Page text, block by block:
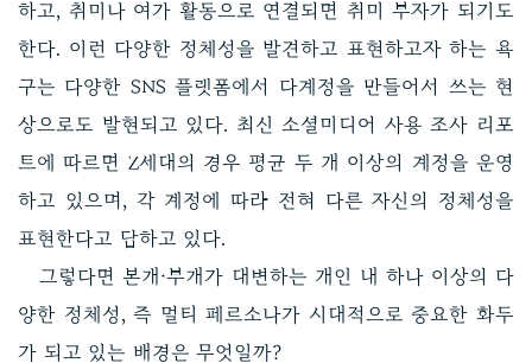
하고, 취미나 여가 활동으로 연결되면 취미 부자가 되기도
한다. 이런 다양한 정체성을 발견하고 표현하고자 하는 욕
구는 다양한 SNS 플랫폼에서 다계정을 만들어서 쓰는 현
상으로도 발현되고 있다. 최신 소셜미디어 사용 조사 리포
트에 따르면 Z세대의 경우 평균 두 개 이상의 계정을 운영
하고 있으며, 각 계정에 따라 전혀 다른 자신의 정체성을
표현한다고 답하고 있다.
그렇다면 본캐·부캐가 대변하는 개인 내 하나 이상의 다
양한 정체성, 즉 멀티 페르소나가 시대적으로 중요한 화두
가 되고 있는 배경은 무엇일까?